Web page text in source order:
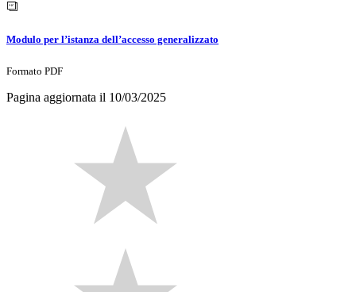
Modulo per l’istanza dell’accesso generalizzato
Formato PDF
Pagina aggiornata il 10/03/2025